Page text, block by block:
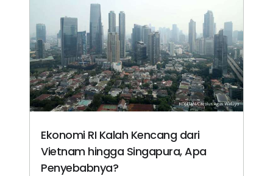
Ekonomi RI Kalah Kencang dari
Vietnam hingga Singapura, Apa
Penyebabnya?